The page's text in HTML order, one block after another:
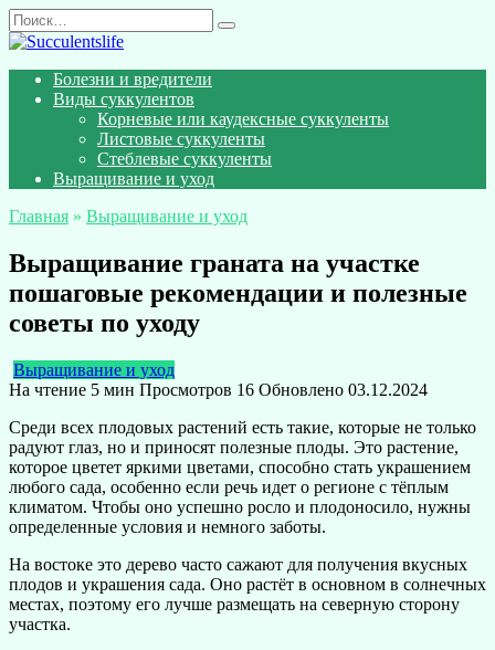
Перейти
к
Search
for:
Болезни и вредители
Виды суккулентов
Корневые или каудексные суккуленты
Листовые суккуленты
Стеблевые суккуленты
Выращивание и уход
Главная » Выращивание и уход
Выращивание граната на участке
пошаговые рекомендации и полезные
советы по уходу
Выращивание и уход
На чтение 5 мин Просмотров 16 Обновлено 03.12.2024
Среди всех плодовых растений есть такие, которые не только
радуют глаз, но и приносят полезные плоды. Это растение,
которое цветет яркими цветами, способно стать украшением
любого сада, особенно если речь идет о регионе с тёплым
климатом. Чтобы оно успешно росло и плодоносило, нужны
определенные условия и немного заботы.
На востоке это дерево часто сажают для получения вкусных
плодов и украшения сада. Оно растёт в основном в солнечных
местах, поэтому его лучше размещать на северную сторону
участка.